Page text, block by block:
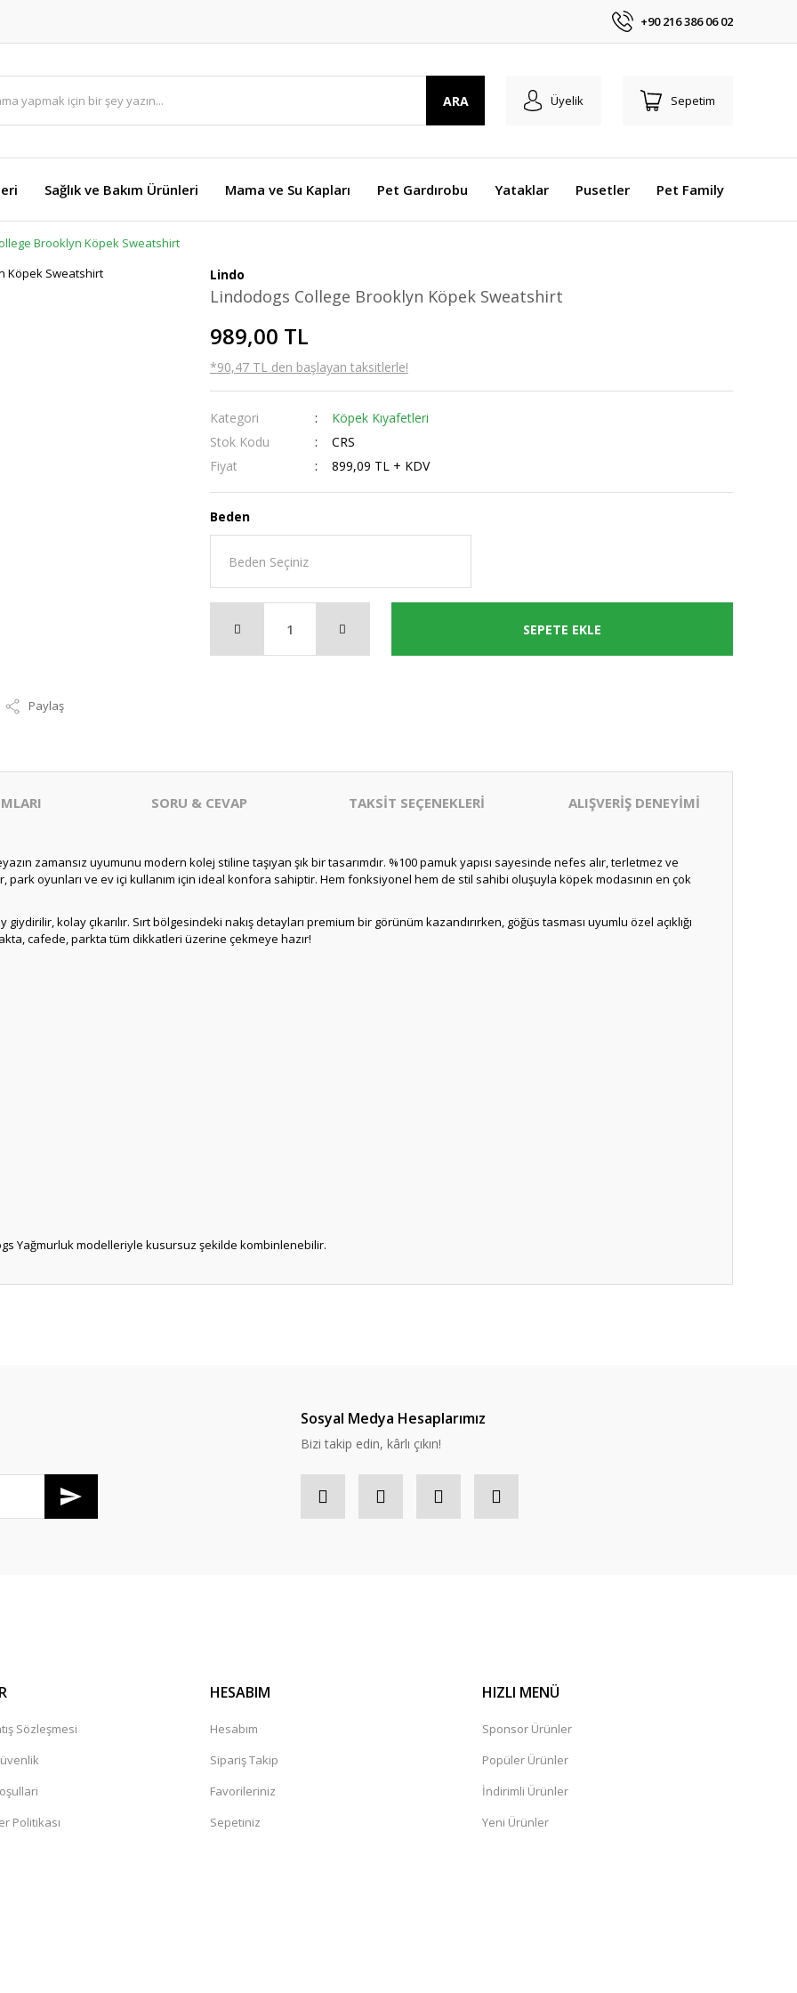
+90 216 386 06 02
ARA Üyelik Sepetim
Sağlık ve Bakım Ürünleri Mama ve Su Kapları Pet Gardırobu Yataklar Pusetler Pet Family
Brooklyn Köpek Sweatshirt
Paylaş
Lindo
Lindodogs College Brooklyn Köpek Sweatshirt
989,00 TL
*90,47 TL den başlayan taksitlerle!
Kategori
Köpek Kıyafetleri
Stok Kodu
CRS
Fiyat
899,09 TL + KDV
Beden
SEPETE EKLE
SORU & CEVAP TAKSİT SEÇENEKLERİ ALIŞVERİŞ DENEYİMİ
zamansız uyumunu modern kolej stiline taşıyan şık bir tasarımdır. %100 pamuk yapısı sayesinde nefes alır, terletmez ve
oyunları ve ev içi kullanım için ideal konfora sahiptir. Hem fonksiyonel hem de stil sahibi oluşuyla köpek modasının en çok
kolay çıkarılır. Sırt bölgesindeki nakış detayları premium bir görünüm kazandırırken, göğüs tasması uyumlu özel açıklığı
cafede, parkta tüm dikkatleri üzerine çekmeye hazır!
Yağmurluk modelleriyle kusursuz şekilde kombinlenebilir.
Sosyal Medya Hesaplarımız
Bizi takip edin, kârlı çıkın!
Sözleşmesi
Politikası
HESABIM
Hesabım
Sipariş Takip
Favorileriniz
Sepetiniz
HIZLI MENÜ
Sponsor Ürünler
Popüler Ürünler
İndirimli Ürünler
Yeni Ürünler